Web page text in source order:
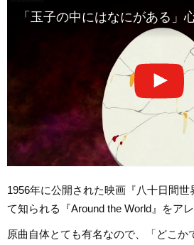
「玉子の中にはなにがある」
1956年に公開された映画『八十日間
て知られる『Around the World』をア
原曲自体とても有名なので、「どこか